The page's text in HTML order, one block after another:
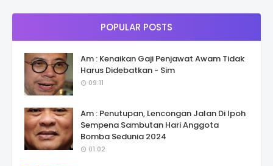
POPULAR POSTS
Am : Kenaikan Gaji Penjawat Awam Tidak
Harus Didebatkan - Sim
09:11
Am : Penutupan, Lencongan Jalan Di Ipoh
Sempena Sambutan Hari Anggota
Bomba Sedunia 2024
01:02